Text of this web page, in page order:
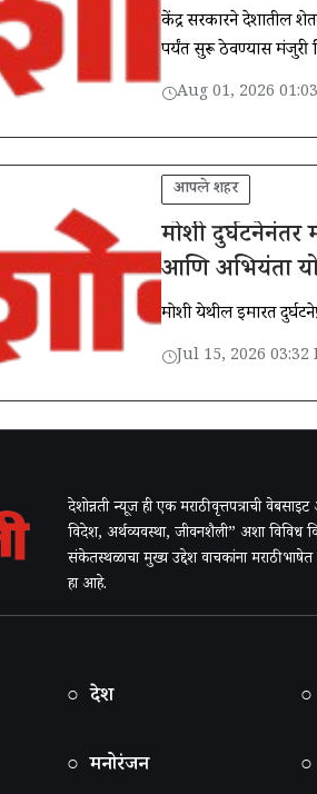
केंद्र सरकारने देशातील
पर्यंत सुरू ठेवण्यास मंजुरी
Aug 01, 2026
आपले शहर
मोशी
आणि अभियंता
मोशी येथील इमारत
Jul 15, 2026 03:32
देशोन्नती न्यूज ही एक मराठी वृत्तपत्राची
विदेश, अर्थव्यवस्था, जीवनशैली” अशा विविध
संकेतस्थळाचा मुख्य उद्देश वाचकांना मराठी
हा आहे.
○ देश
○ मनोरंजन